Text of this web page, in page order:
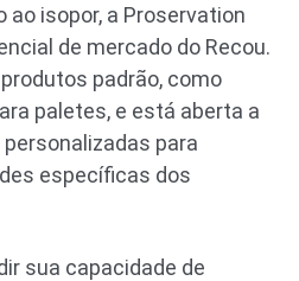
isopor, a Proservation
de mercado do Recou.
padrão, como
paletes, e está aberta a
para
específicas dos
sua capacidade de